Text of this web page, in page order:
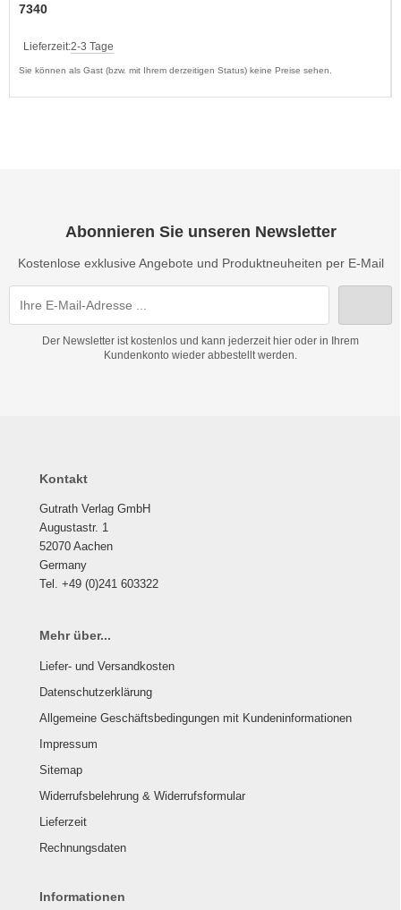
7340
Lieferzeit:2-3 Tage
Sie können als Gast (bzw. mit Ihrem derzeitigen Status) keine Preise sehen.
Abonnieren Sie unseren Newsletter
Kostenlose exklusive Angebote und Produktneuheiten per E-Mail
Der Newsletter ist kostenlos und kann jederzeit hier oder in Ihrem
Kundenkonto wieder abbestellt werden.
Kontakt
Gutrath Verlag GmbH
Augustastr. 1
52070 Aachen
Germany
Tel. +49 (0)241 603322
Mehr über...
Liefer- und Versandkosten
Datenschutzerklärung
Allgemeine Geschäftsbedingungen mit Kundeninformationen
Impressum
Sitemap
Widerrufsbelehrung & Widerrufsformular
Lieferzeit
Rechnungsdaten
Informationen